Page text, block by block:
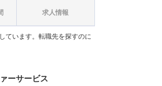
求人情報
ています。転職先を探すのに
ーサービス